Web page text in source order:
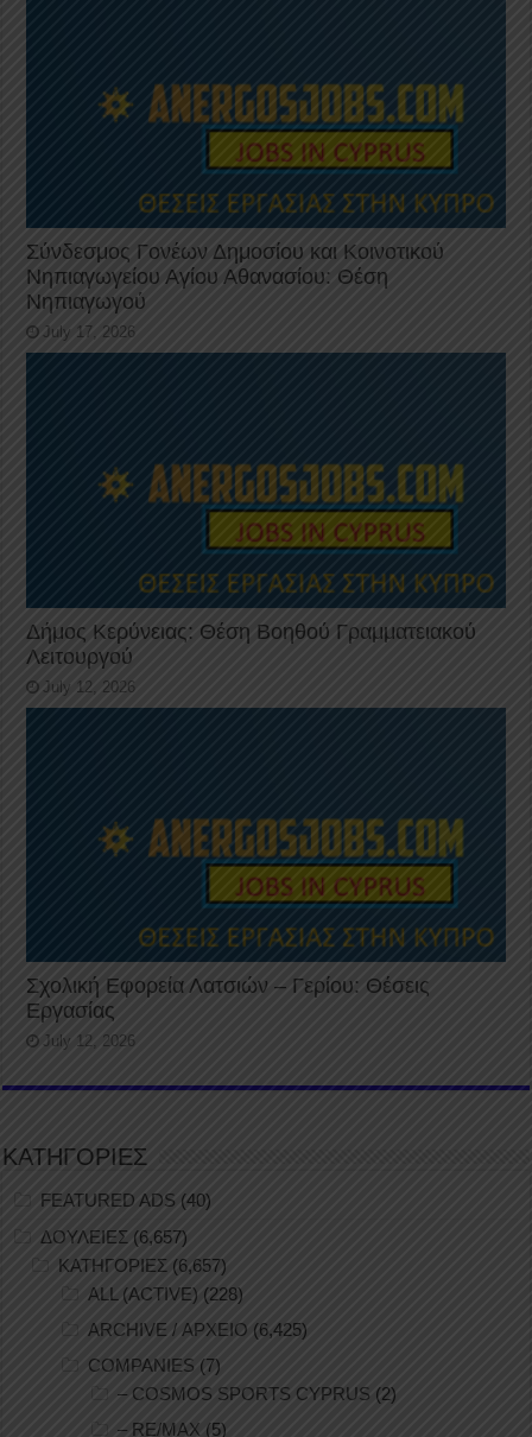
Σύνδεσμος Γονέων Δημοσίου και Κοινοτικού
Νηπιαγωγείου Αγίου Αθανασίου: Θέση
Νηπιαγωγού
July 17, 2026
Δήμος Κερύνειας: Θέση Βοηθού Γραμματειακού
Λειτουργού
July 12, 2026
Σχολική Εφορεία Λατσιών – Γερίου: Θέσεις
Εργασίας
July 12, 2026
ΚΑΤΗΓΟΡΙΕΣ
FEATURED ADS (40)
ΔΟΥΛΕΙΕΣ (6,657)
ΚΑΤΗΓΟΡΙΕΣ (6,657)
ALL (ACTIVE) (228)
ARCHIVE / ΑΡΧΕΙΟ (6,425)
COMPANIES (7)
– COSMOS SPORTS CYPRUS (2)
– RE/MAX (5)